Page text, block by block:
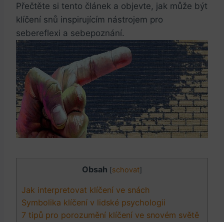
Přečtěte si tento článek a objevte, jak může být
klíčení snů inspirujícím nástrojem pro
sebereflexi a sebepoznání.
Obsah [schovat]
Jak interpretovat klíčení ve snách
Symbolika klíčení v lidské psychologii
7 tipů pro porozumění klíčení ve snovém světě